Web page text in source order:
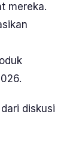
mereka.
diskusi